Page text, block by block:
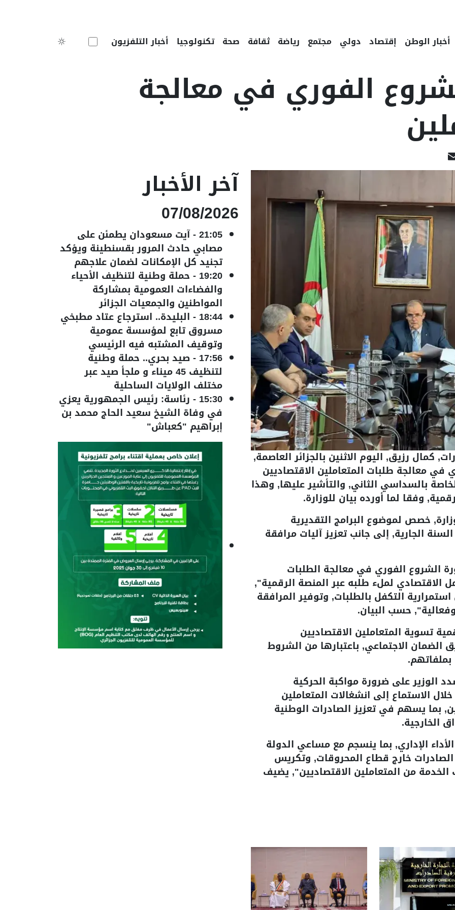
أخبار الوطن إقتصاد دولي مجتمع رياضة ثقافة صحة تكنولوجيا أخبار التلفزيون
الفوري في معالجة
كمال رزيق, اليوم الاثنين بالجزائر العاصمة,
معالجة طلبات المتعاملين الاقتصاديين
بالسداسي الثاني, والتأشير عليها, وهذا
وفقا لما أورده بيان للوزارة.
خصص لموضوع البرامج التقديرية
الجارية, إلى جانب تعزيز آليات مرافقة
الشروع الفوري في معالجة الطلبات
الاقتصادي لملء طلبه عبر المنصة الرقمية",
التكفل بالطلبات, وتوفير المرافقة
وفعالية", حسب البيان.
تسوية المتعاملين الاقتصاديين
الضمان الاجتماعي, باعتبارها من الشروط
بملفاتهم.
الوزير على ضرورة مواكبة الحركية
الاستماع إلى انشغالات المتعاملين
بما يسهم في تعزيز الصادرات الوطنية
الخارجية.
الإداري, بما ينسجم مع مساعي الدولة
الصادرات خارج قطاع المحروقات, وتكريس
الخدمة من المتعاملين الاقتصاديين", يضيف
آخر الأخبار
07/08/2026
21:05
-آيت مسعودان يطمئن على
مصابي حادث المرور بقسنطينة ويؤكد
تجنيد كل الإمكانات لضمان علاجهم
19:20
- حملة وطنية لتنظيف الأحياء
والفضاءات العمومية بمشاركة
المواطنين والجمعيات الجزائر
18:44
- البليدة.. استرجاع عتاد مطبخي
مسروق تابع لمؤسسة عمومية
وتوقيف المشتبه فيه الرئيسي
17:56
- صيد بحري.. حملة وطنية
لتنظيف 45 ميناء و ملجأ صيد عبر
مختلف الولايات الساحلية
15:30
- رئاسة: رئيس الجمهورية يعزي
في وفاة الشيخ سعيد الحاج محمد بن
إبراهيم "كعباش"